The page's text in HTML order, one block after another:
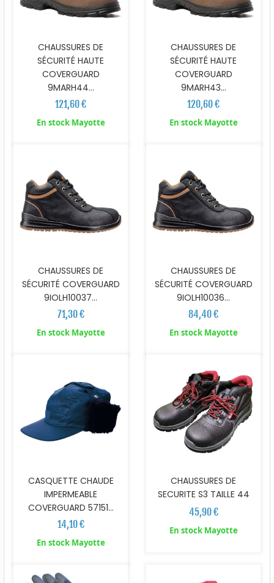
CHAUSSURES DE
SÉCURITÉ HAUTE
COVERGUARD
9MARH44...
121,60 €
En stock Mayotte
CHAUSSURES DE
SÉCURITÉ HAUTE
COVERGUARD
9MARH43...
120,60 €
En stock Mayotte
CHAUSSURES DE
SÉCURITÉ COVERGUARD
9IOLH10037...
71,30 €
En stock Mayotte
CHAUSSURES DE
SÉCURITÉ COVERGUARD
9IOLH10036...
84,40 €
En stock Mayotte
CASQUETTE CHAUDE
IMPERMEABLE
COVERGUARD 57151...
14,10 €
En stock Mayotte
CHAUSSURES DE
SECURITE S3 TAILLE 44
45,90 €
En stock Mayotte